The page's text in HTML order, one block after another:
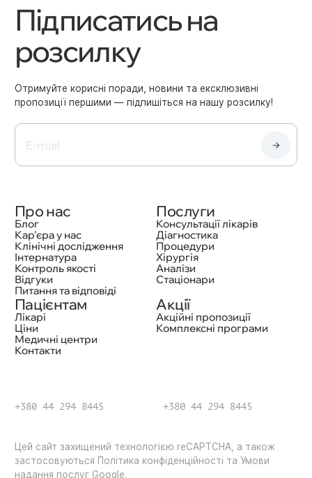
Підписатись на
розсилку
Отримуйте корисні поради, новини та ексклюзивні
пропозиції першими — підпишіться на нашу розсилку!
Про нас
Блог
Кар'єра у нас
Клінічні дослідження
Інтернатура
Контроль якості
Відгуки
Питання та відповіді
Послуги
Консультації лікарів
Діагностика
Процедури
Хірургія
Аналізи
Стаціонари
Пацієнтам
Лікарі
Ціни
Медичні центри
Контакти
Акції
Акційні пропозиції
Комплексні програми
+380 44 294 8445 +380 44 294 8445
Цей сайт захищений технологією reCAPTCHA, а також
застосовуються Політика конфіденційності та Умови
надання послуг Google.